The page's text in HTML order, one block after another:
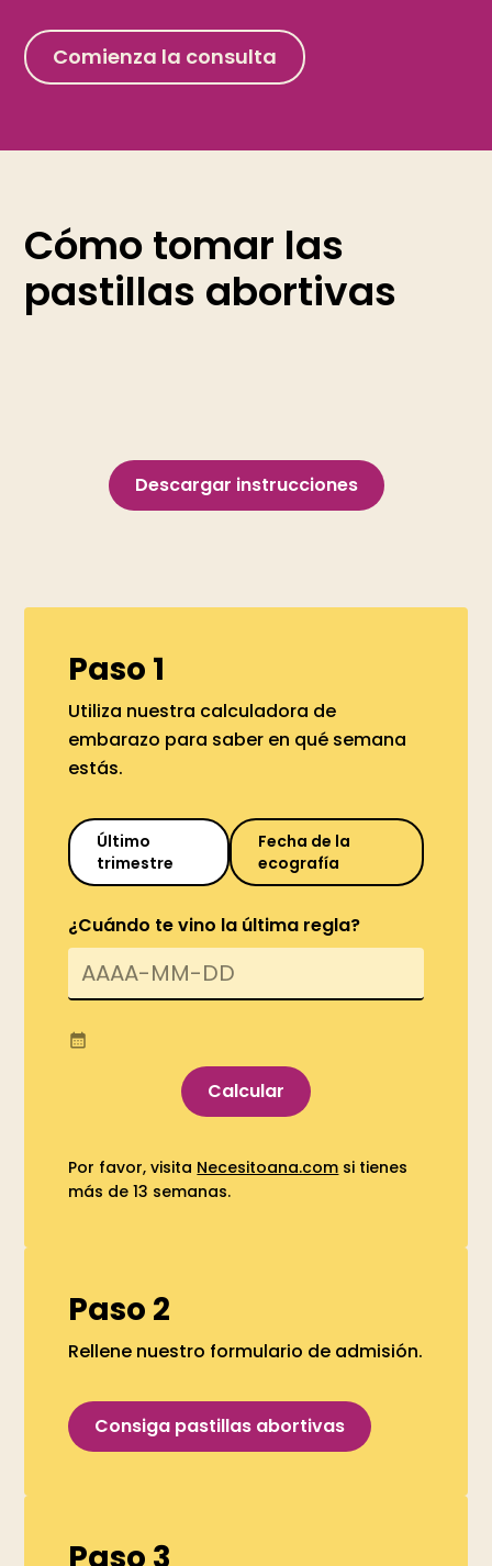
Comienza la consulta
Cómo tomar las
pastillas abortivas
Descargar instrucciones
Paso 1
Utiliza nuestra calculadora de
embarazo para saber en qué semana
estás.
Último
trimestre
Fecha de la
ecografía
¿Cuándo te vino la última regla?
Por favor, visita Necesitoana.com si tienes
más de 13 semanas.
Paso 2
Rellene nuestro formulario de admisión.
Consiga pastillas abortivas